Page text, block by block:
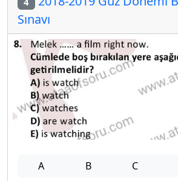
Sınavı
A B C